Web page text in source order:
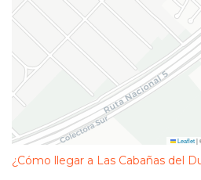
Leaflet|
¿Cómo llegar a Las Cabañas del